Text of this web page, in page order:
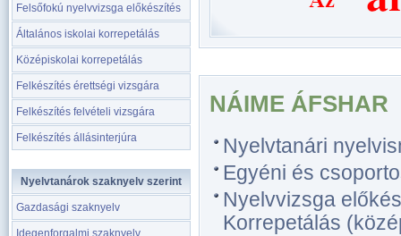
Felsőfokú nyelvvizsga előkészítés
Általános iskolai korrepetálás
Középiskolai korrepetálás
Felkészítés érettségi vizsgára
Felkészítés felvételi vizsgára
Felkészítés állásinterjúra
Nyelvtanárok szaknyelv szerint
Gazdasági szaknyelv
Idegenforgalmi szaknyelv
NÁIME ÁFSHAR
Nyelvtanári
Egyéni és
Nyelvvizsga
Korrepetálás